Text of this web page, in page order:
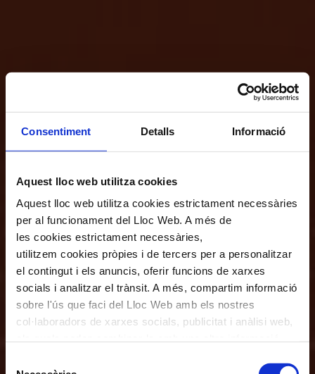
Consentiment Detalls Informació
Aquest lloc web utilitza cookies
Aquest lloc web utilitza cookies estrictament necessàries
per al funcionament del Lloc Web. A més de
les cookies estrictament necessàries,
utilitzem cookies pròpies i de tercers per a personalitzar
el contingut i els anuncis, oferir funcions de xarxes
socials i analitzar el trànsit. A més, compartim informació
sobre l'ús que faci del Lloc Web amb els nostres
col·laboradors de xarxes socials, publicitat i anàlisi web,